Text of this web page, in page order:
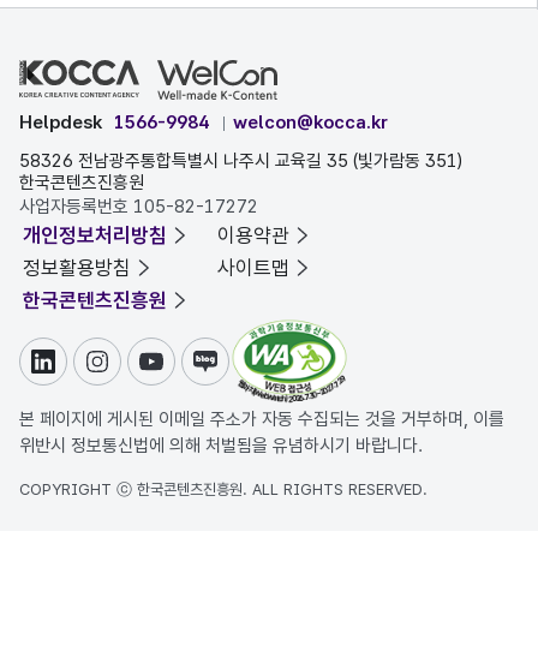
Helpdesk 1566-9984
welcon@kocca.kr
58326 전남광주통합특별시 나주시 교육길 35 (빛가람동 351)
한국콘텐츠진흥원
사업자등록번호 105-82-17272
개인정보처리방침
이용약관
정보활용방침
사이트맵
한국콘텐츠진흥원
링크드인인스타그램
유튜브블로그
본 페이지에 게시된 이메일 주소가 자동 수집되는 것을 거부하며, 이를
위반시 정보통신법에 의해 처벌됨을 유념하시기 바랍니다.
COPYRIGHT ⓒ 한국콘텐츠진흥원. ALL RIGHTS RESERVED.